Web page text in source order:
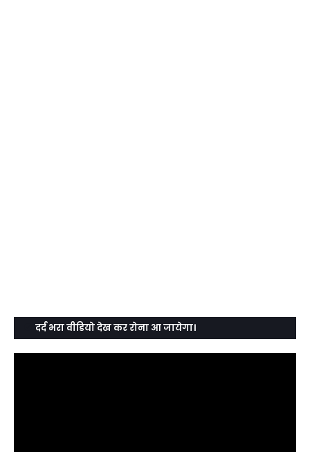
दर्द भरा वीडियो देख कर रोना आ जायेगा।